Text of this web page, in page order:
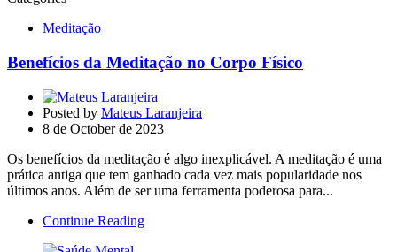
Meditação
Benefícios da Meditação no Corpo Físico
Posted by Mateus Laranjeira
8 de October de 2023
Os benefícios da meditação é algo inexplicável. A meditação é uma
prática antiga que tem ganhado cada vez mais popularidade nos
últimos anos. Além de ser uma ferramenta poderosa para...
Continue Reading